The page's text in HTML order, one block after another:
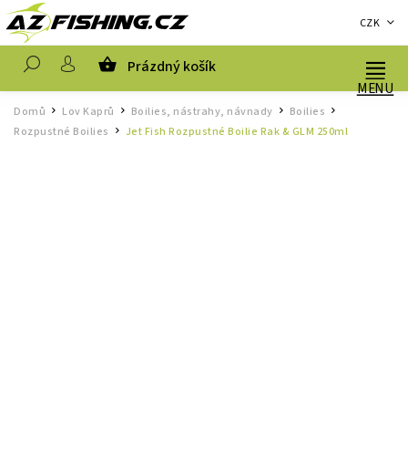
CZK
Prázdný košík
Domů / Lov Kaprů Boilies, nástrahy, návnady Boilies /
Rozpustné Boilies
Jet Fish Rozpustné Boilie Rak & GLM 250ml